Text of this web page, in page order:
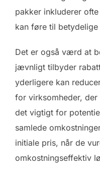
pakker inkluderer
kan føre til
Det er også værd at
jævnligt tilbyder
yderligere kan
for virksomheder,
det vigtigt for
samlede
initiale pris, når de
omkostningseffektiv